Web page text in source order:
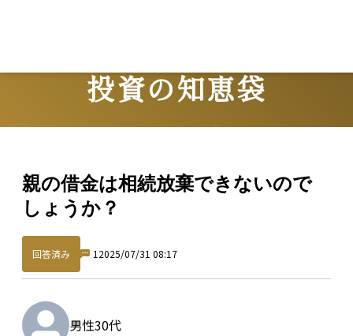
投資の知恵袋
親の借金は相続放棄できないので
しょうか？
回答済み 1 2025/07/31 08:17
男性30代